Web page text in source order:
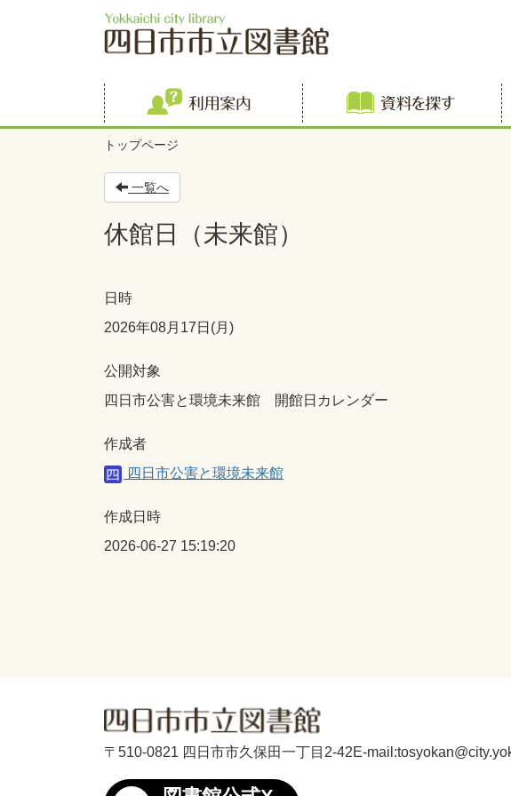
利用案内 資
トップページ
一覧へ
休館日（未来館）
日時
2026年08月17日(月)
公開対象
四日市公害と環境未来館 開館日カレンダー
作成者
四日市公害と環境未来館
作成日時
2026-06-27 15:19:20
〒510-0821 四日市市久保田一丁目2-42E-